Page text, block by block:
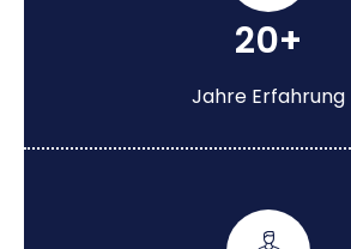
20+
Jahre Erfahrung